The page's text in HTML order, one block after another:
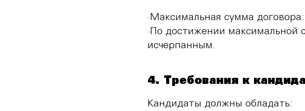
·Максимальная сумма
·По достижении максимальной
исчерпанным.
4. Требования к
Кандидаты должны обладать: